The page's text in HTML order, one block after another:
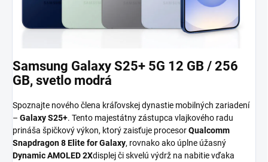
Samsung Galaxy S25+ 5G 12 GB / 256
GB, svetlo modrá
Spoznajte nového člena kráľovskej dynastie mobilných zariadení
– Galaxy S25+. Tento majestátny zástupca vlajkového radu
prináša špičkový výkon, ktorý zaisťuje procesorQualcomm
Snapdragon 8 Elite for Galaxy, rovnako ako úplne úžasný
Dynamic AMOLED 2Xdisplej či skvelú výdrž na nabitie vďaka